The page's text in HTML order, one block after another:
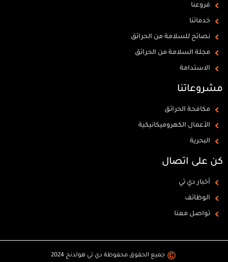
فروعنا
خدماتنا
نصائح للسلامة من الحرائق
مجلة السلامة من الحرائق
الاستدامة
مشروعاتنا
مكافحة الحرائق
الأعمال الكهروميكانيكية
البحرية
كن على اتصال
أخبار دي تي
الوظائف
تواصل معنا
جميع الحقوق محفوظة دي تي هولدنج 2024